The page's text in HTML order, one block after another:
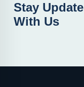
Stay Update
With Us